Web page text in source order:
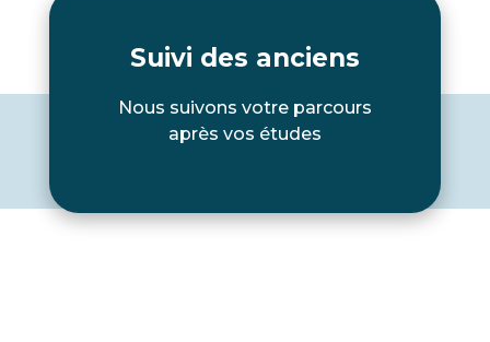
Suivi des anciens
Nous suivons votre parcours
après vos études